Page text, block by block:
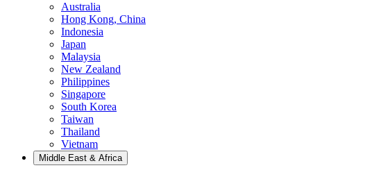
Australia
Hong Kong, China
Indonesia
Japan
Malaysia
New Zealand
Philippines
Singapore
South Korea
Taiwan
Thailand
Vietnam
Middle East & Africa